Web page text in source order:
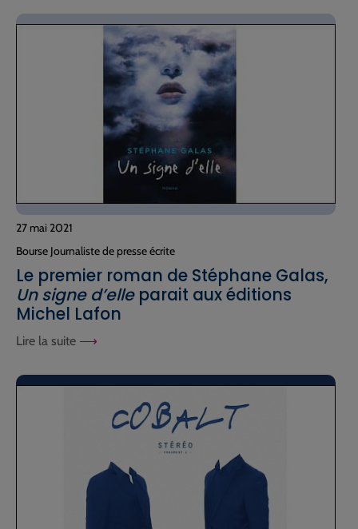
27 mai 2021
Bourse Journaliste de presse écrite
Le premier roman de Stéphane Galas,
Un signe d’elleparait aux éditions
Michel Lafon
Lire la suite